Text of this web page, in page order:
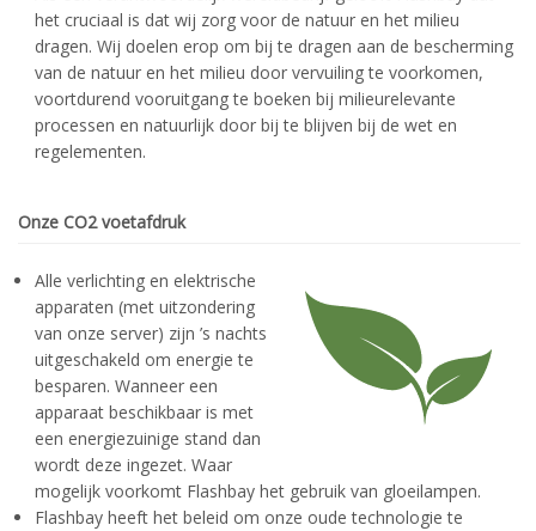
het cruciaal is dat wij zorg voor de natuur en het milieu
dragen. Wij doelen erop om bij te dragen aan de bescherming
van de natuur en het milieu door vervuiling te voorkomen,
voortdurend vooruitgang te boeken bij milieurelevante
processen en natuurlijk door bij te blijven bij de wet en
regelementen.
Onze CO2 voetafdruk
Alle verlichting en elektrische
apparaten (met uitzondering
van onze server) zijn ’s nachts
uitgeschakeld om energie te
besparen. Wanneer een
apparaat beschikbaar is met
een energiezuinige stand dan
wordt deze ingezet. Waar
mogelijk voorkomt Flashbay het gebruik van gloeilampen.
Flashbay heeft het beleid om onze oude technologie te